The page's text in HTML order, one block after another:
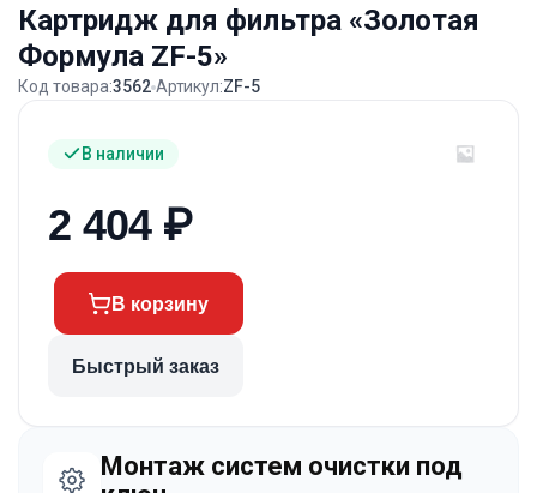
Картридж для фильтра «Золотая
Формула ZF-5»
Код товара:3562 Артикул:ZF-5
В наличии
2 404 ₽
В корзину
Быстрый заказ
Монтаж систем очистки под